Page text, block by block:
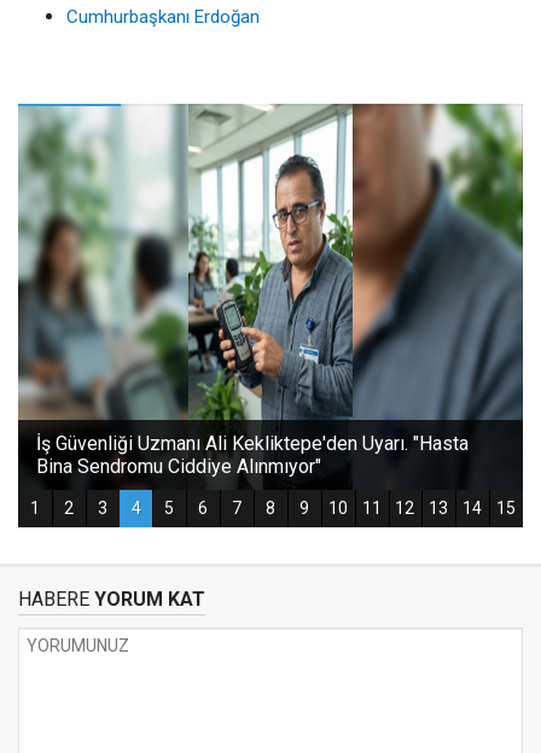
Cumhurbaşkanı Erdoğan
HABERE YORUM KAT